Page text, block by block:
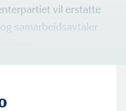
vil erstatte
samarbeidsavtaler